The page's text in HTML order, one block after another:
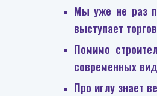
Мы уже не раз
выступает
Помимо
современных
Про иглу знает